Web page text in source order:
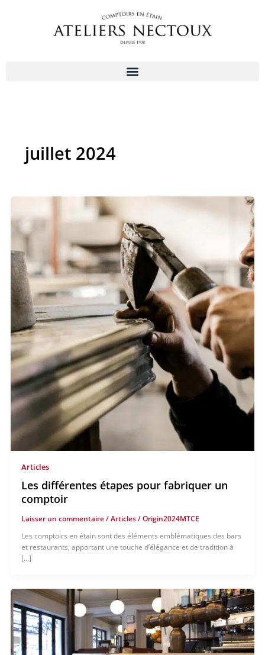
juillet 2024
Articles
Les différentes étapes pour fabriquer un
comptoir
Laisser un commentaire/Articles/Origin2024MTCE
Les comptoirs en étain sont des éléments emblématiques des bars
et restaurants, apportant une touche d’élégance et de tradition à
[…]